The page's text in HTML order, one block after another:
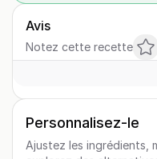
Avis
Notez cette recette
Personnalisez-le
Ajustez les ingrédients,